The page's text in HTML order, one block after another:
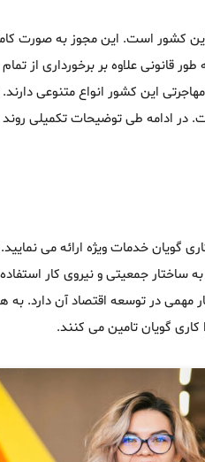
این کشور است. این مجوز به صورت
قانونی علاوه بر برخورداری از
این کشور انواع متنوعی
در ادامه طی توضیحات تکمیلی روند
گویان خدمات ویژه ارائه می نمایید.
ساختار جمعیتی و نیروی کار
در توسعه اقتصاد آن دارد. به
کاری گویان تامین می کنند.